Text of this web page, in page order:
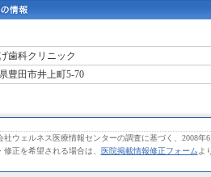
歯科クリニック
豊田市井上町5-70
社ウェルネス医療情報センターの調査に基づく、2008年
正を希望される場合は、
医院掲載情報修正フォーム よ